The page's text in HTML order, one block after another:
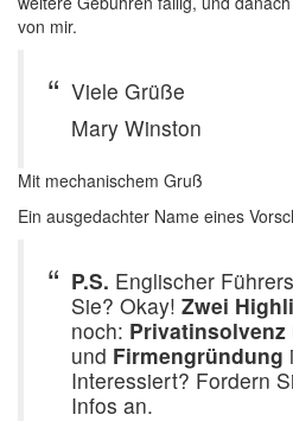
von mir.
Viele Grüße
Mary Winston
Mit mechanischem Gruß
Ein ausgedachter Name eines
P.S. Englischer
Sie? Okay! Zwei
noch: Privatinsolvenz
und Firmengründung
Interessiert? Fordern
Infos an.